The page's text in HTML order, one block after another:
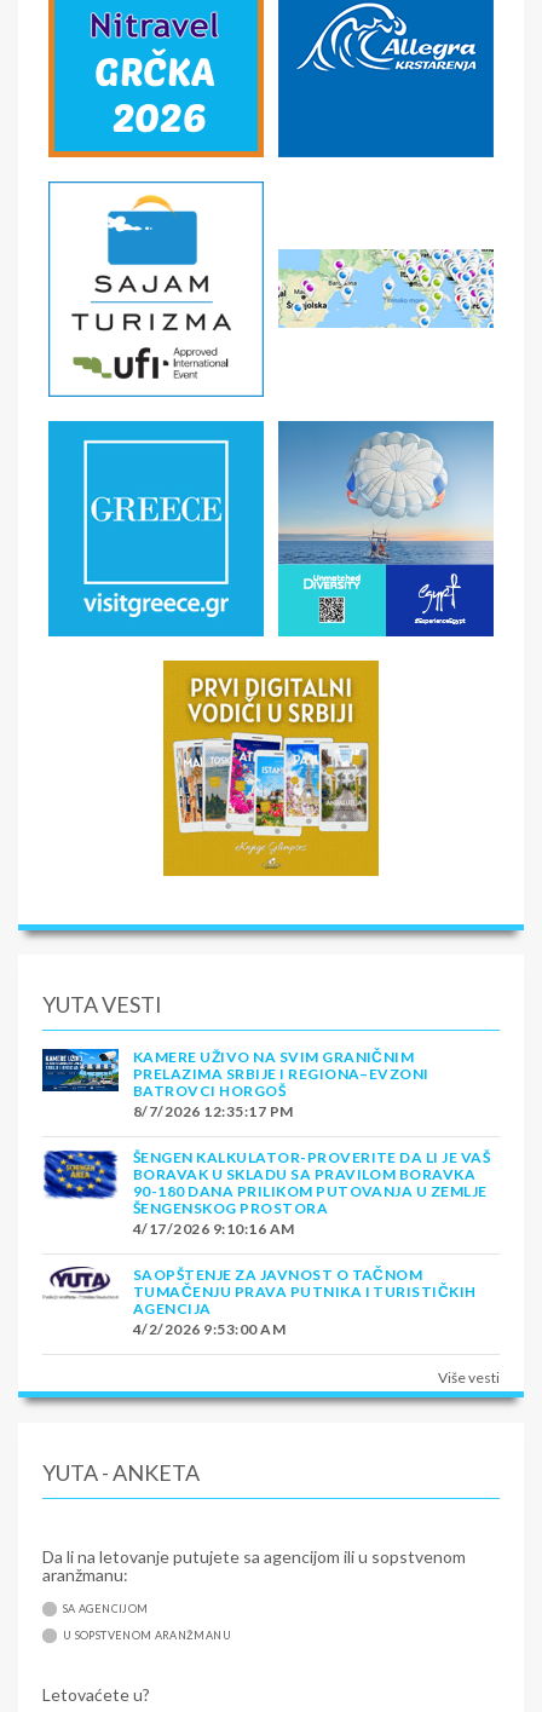
YUTA VESTI
KAMERE UŽIVO NA SVIM GRANIČNIM
PRELAZIMA SRBIJE I REGIONA–EVZONI
BATROVCI HORGOŠ
8/7/2026 12:35:17 PM
ŠENGEN KALKULATOR-PROVERITE DA LI JE VAŠ
BORAVAK U SKLADU SA PRAVILOM BORAVKA
90-180 DANA PRILIKOM PUTOVANJA U ZEMLJE
ŠENGENSKOG PROSTORA
4/17/2026 9:10:16 AM
SAOPŠTENJE ZA JAVNOST O TAČNOM
TUMAČENJU PRAVA PUTNIKA I TURISTIČKIH
AGENCIJA
4/2/2026 9:53:00 AM
Više vesti
YUTA - ANKETA
Da li na letovanje putujete sa agencijom ili u sopstvenom
aranžmanu:
SA AGENCIJOM
U SOPSTVENOM ARANŽMANU
Letovaćete u?